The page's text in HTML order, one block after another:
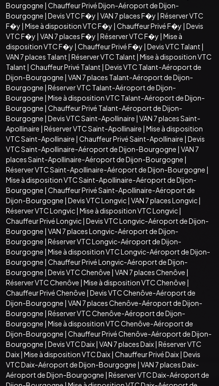
Bourgogne | Chauffeur Privé Dijon-Aéroport de Dijon-
Bourgogne | Devis VTC F�y | VAN 7 places F�y | Réserver VTC
F�y | Mise à disposition VTC F�y | Chauffeur Privé F�y | Devis
VTC F�y | VAN 7 places F�y | Réserver VTC F�y | Mise à
disposition VTC F�y | Chauffeur Privé F�y | Devis VTC Talant |
VAN 7 places Talant | Réserver VTC Talant | Mise à disposition VTC
Talant | Chauffeur Privé Talant | Devis VTC Talant-Aéroport de
Dijon-Bourgogne | VAN 7 places Talant-Aéroport de Dijon-
Bourgogne | Réserver VTC Talant-Aéroport de Dijon-
Bourgogne | Mise à disposition VTC Talant-Aéroport de Dijon-
Bourgogne | Chauffeur Privé Talant-Aéroport de Dijon-
Bourgogne | Devis VTC Saint-Apollinaire | VAN 7 places Saint-
Apollinaire | Réserver VTC Saint-Apollinaire | Mise à disposition
VTC Saint-Apollinaire | Chauffeur Privé Saint-Apollinaire | Devis
VTC Saint-Apollinaire-Aéroport de Dijon-Bourgogne | VAN 7
places Saint-Apollinaire-Aéroport de Dijon-Bourgogne |
Réserver VTC Saint-Apollinaire-Aéroport de Dijon-Bourgogne |
Mise à disposition VTC Saint-Apollinaire-Aéroport de Dijon-
Bourgogne | Chauffeur Privé Saint-Apollinaire-Aéroport de
Dijon-Bourgogne | Devis VTC Longvic| VAN 7 places Longvic|
Réserver VTC Longvic| Mise à disposition VTC Longvic|
Chauffeur Privé Longvic| Devis VTC Longvic-Aéroport de Dijon-
Bourgogne | VAN 7 places Longvic-Aéroport de Dijon-
Bourgogne | Réserver VTC Longvic-Aéroport de Dijon-
Bourgogne | Mise à disposition VTC Longvic-Aéroport de Dijon-
Bourgogne | Chauffeur Privé Longvic-Aéroport de Dijon-
Bourgogne | Devis VTC Chenôve | VAN 7 places Chenôve |
Réserver VTC Chenôve | Mise à disposition VTC Chenôve |
Chauffeur Privé Chenôve | Devis VTC Chenôve-Aéroport de
Dijon-Bourgogne | VAN 7 places Chenôve-Aéroport de Dijon-
Bourgogne | Réserver VTC Chenôve-Aéroport de Dijon-
Bourgogne | Mise à disposition VTC Chenôve-Aéroport de
Dijon-Bourgogne | Chauffeur Privé Chenôve-Aéroport de Dijon-
Bourgogne | Devis VTC Daix| VAN 7 places Daix| Réserver VTC
Daix| Mise à disposition VTC Daix| Chauffeur Privé Daix| Devis
VTC Daix-Aéroport de Dijon-Bourgogne | VAN 7 places Daix-
Aéroport de Dijon-Bourgogne | Réserver VTC Daix-Aéroport de